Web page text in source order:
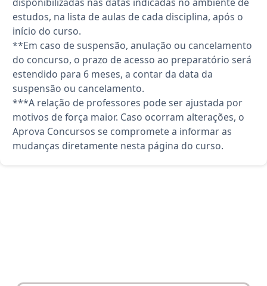
estudos, na lista de aulas de cada disciplina, após o
início do curso.
**Em caso de suspensão, anulação ou cancelamento
do concurso, o prazo de acesso ao preparatório será
estendido para 6 meses, a contar da data da
suspensão ou cancelamento.
***A relação de professores pode ser ajustada por
motivos de força maior. Caso ocorram alterações, o
Aprova Concursos se compromete a informar as
mudanças diretamente nesta página do curso.